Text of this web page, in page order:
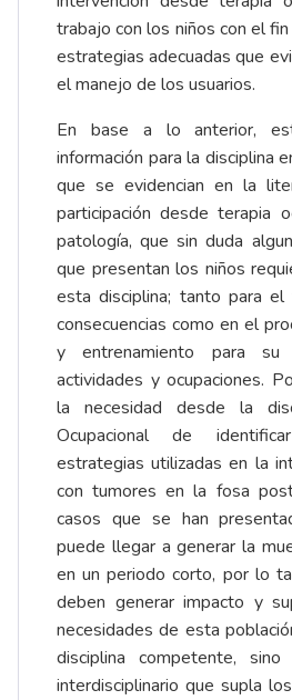
trabajo con los niños con el
estrategias adecuadas que
el manejo de los usuarios.
En base a lo anterior,
información para la disciplina
que se evidencian en la
participación desde terapia
patología, que sin duda
que presentan los niños
esta disciplina; tanto para
consecuencias como en el
y entrenamiento para su
actividades y ocupaciones.
la necesidad desde la
Ocupacional de
estrategias utilizadas en la
con tumores en la fosa
casos que se han
puede llegar a generar la
en un periodo corto, por lo
deben generar impacto y
necesidades de esta
disciplina competente,
interdisciplinario que supla